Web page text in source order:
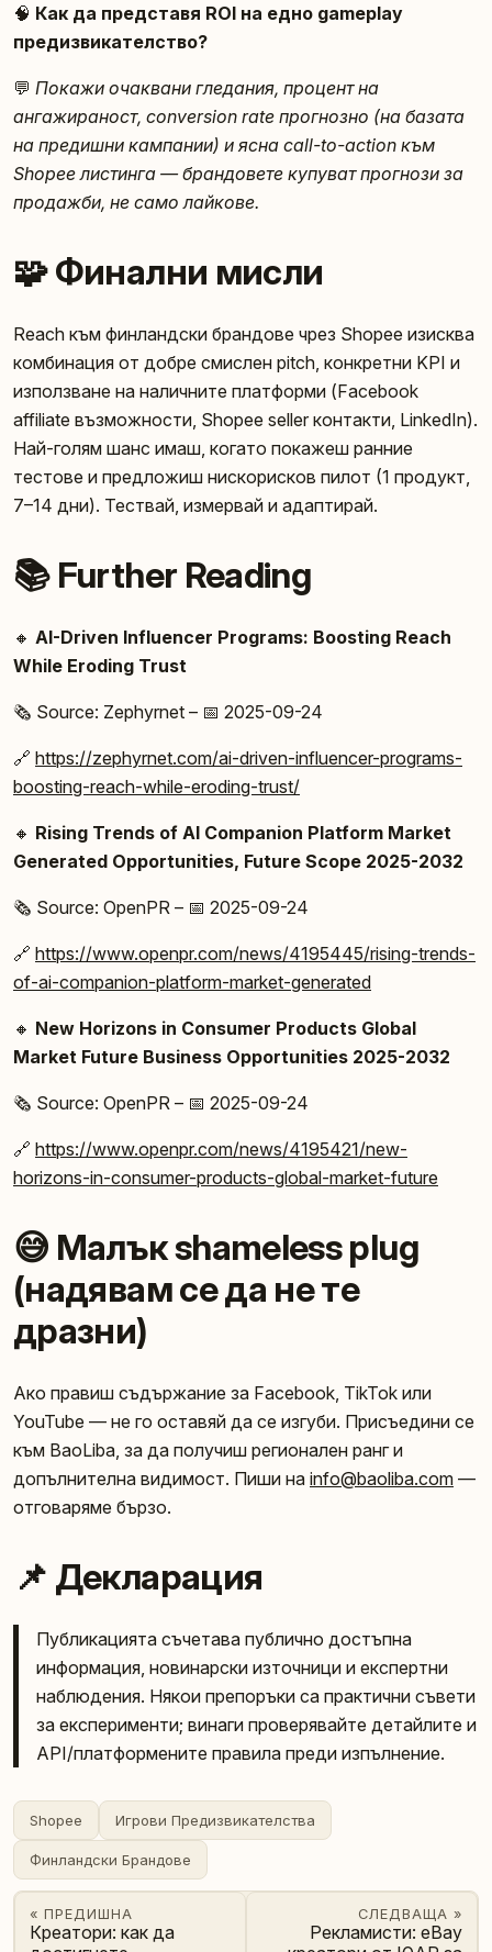
🧠 Как да представя ROI на едно gameplay
предизвикателство?
💬 Покажи очаквани гледания, процент на
ангажираност, conversion rate прогнозно (на базата
на предишни кампании) и ясна call-to-action към
Shopee листинга — брандовете купуват прогнози за
продажби, не само лайкове.
🧩 Финални мисли
Reach към финландски брандове чрез Shopee изисква
комбинация от добре смислен pitch, конкретни KPI и
използване на наличните платформи (Facebook
affiliate възможности, Shopee seller контакти, LinkedIn).
Най-голям шанс имаш, когато покажеш ранние
тестове и предложиш нискорисков пилот (1 продукт,
7–14 дни). Тествай, измервай и адаптирай.
📚 Further Reading
🔸 AI-Driven Influencer Programs: Boosting Reach
While Eroding Trust
🗞️ Source: Zephyrnet – 📅 2025-09-24
🔗 https://zephyrnet.com/ai-driven-influencer-programs-
boosting-reach-while-eroding-trust/
🔸 Rising Trends of AI Companion Platform Market
Generated Opportunities, Future Scope 2025-2032
🗞️ Source: OpenPR – 📅 2025-09-24
🔗 https://www.openpr.com/news/4195445/rising-trends-
of-ai-companion-platform-market-generated
🔸 New Horizons in Consumer Products Global
Market Future Business Opportunities 2025-2032
🗞️ Source: OpenPR – 📅 2025-09-24
🔗 https://www.openpr.com/news/4195421/new-
horizons-in-consumer-products-global-market-future
😅 Малък shameless plug
(надявам се да не те
дразни)
Ако правиш съдържание за Facebook, TikTok или
YouTube — не го оставяй да се изгуби. Присъедини се
към BaoLiba, за да получиш регионален ранг и
допълнителна видимост. Пиши на info@baoliba.com —
отговаряме бързо.
📌 Декларация
Публикацията съчетава публично достъпна
информация, новинарски източници и експертни
наблюдения. Някои препоръки са практични съвети
за експерименти; винаги проверявайте детайлите и
API/платформените правила преди изпълнение.
Shopee Игрови Предизвикателства
Финландски Брандове
« ПРЕДИШНА
Креатори: как да
СЛЕДВАЩА »
Рекламисти: eBay